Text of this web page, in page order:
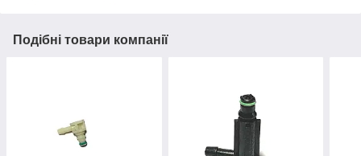
Подібні товари компанії